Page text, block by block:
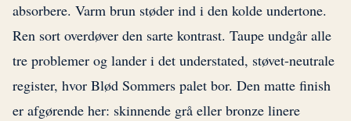
absorbere. Varm brun støder ind i den kolde undertone.
Ren sort overdøver den sarte kontrast. Taupe undgår alle
tre problemer og lander i det understated, støvet-neutrale
register, hvor Blød Sommers palet bor. Den matte finish
er afgørende her: skinnende grå eller bronze linere